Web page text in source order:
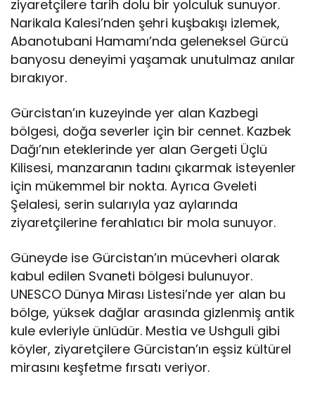
ziyaretçilere tarih dolu bir yolculuk sunuyor.
Narikala Kalesi’nden şehri kuşbakışı izlemek,
Abanotubani Hamamı’nda geleneksel Gürcü
banyosu deneyimi yaşamak unutulmaz anılar
bırakıyor.
Gürcistan’ın kuzeyinde yer alan Kazbegi
bölgesi, doğa severler için bir cennet. Kazbek
Dağı’nın eteklerinde yer alan Gergeti Üçlü
Kilisesi, manzaranın tadını çıkarmak isteyenler
için mükemmel bir nokta. Ayrıca Gveleti
Şelalesi, serin sularıyla yaz aylarında
ziyaretçilerine ferahlatıcı bir mola sunuyor.
Güneyde ise Gürcistan’ın mücevheri olarak
kabul edilen Svaneti bölgesi bulunuyor.
UNESCO Dünya Mirası Listesi’nde yer alan bu
bölge, yüksek dağlar arasında gizlenmiş antik
kule evleriyle ünlüdür. Mestia ve Ushguli gibi
köyler, ziyaretçilere Gürcistan’ın eşsiz kültürel
mirasını keşfetme fırsatı veriyor.